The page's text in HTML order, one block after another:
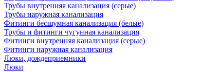
Трубы внутренняя канализация (серые)
Трубы наружная канализация
Фитинги бесшумная канализация (белые)
Трубы и фитинги чугунная канализация
Фитинги внутренняя канализация (серые)
Фитинги наружная канализация
Люки, дождеприемники
Люки